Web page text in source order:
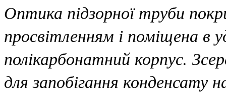
Оптика підзорної труби
просвітленням і поміщена в
полікарбонатний корпус.
для запобігання конденсату